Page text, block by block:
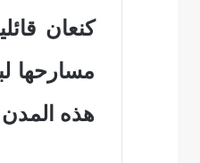
كنعان
مسارحها
هذه